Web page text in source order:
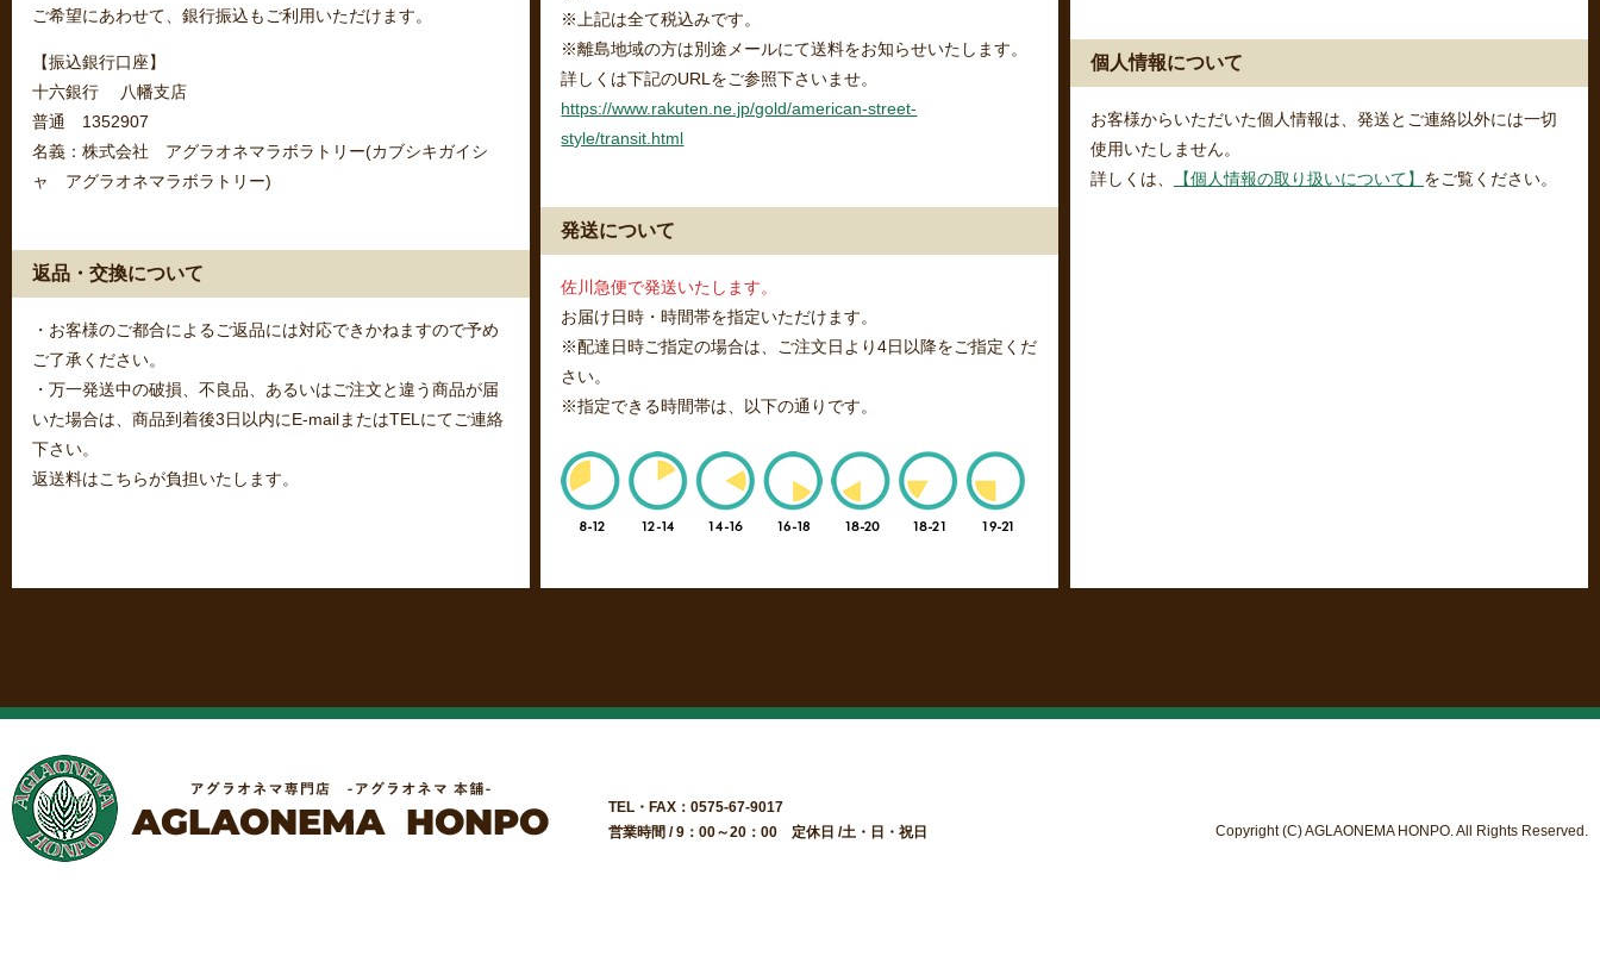
ご希望にあわせて、銀行振込もご利用いただけます。
【振込銀行口座】
十六銀行 八幡支店
普通 1352907
名義：株式会社 アグラオネマラボラトリー(カブシキガイシ
ャ アグラオネマラボラトリー)
返品・交換について
・お客様のご都合によるご返品には対応できかねますので予め
ご了承ください。
・万一発送中の破損、不良品、あるいはご注文と違う商品が届
いた場合は、商品到着後3日以内にE-mailまたはTELにてご連絡
下さい。
返送料はこちらが負担いたします。
※上記は全て税込みです。
※離島地域の方は別途メールにて送料をお知らせいたします。
詳しくは下記のURLをご参照下さいませ。
https://www.rakuten.ne.jp/gold/american-street-
style/transit.html
発送について
佐川急便で発送いたします。
お届け日時・時間帯を指定いただけます。
※配達日時ご指定の場合は、ご注文日より4日以降をご指定くだ
さい。
※指定できる時間帯は、以下の通りです。
個人情報について
お客様からいただいた個人情報は、発送とご連絡以外には一切
使用いたしません。
詳しくは、
【個人情報の取り扱いについて】 をご覧ください。
TEL・FAX：0575-67-9017
営業時間 / 9：00～20：00 定休日 /土・日・祝日
Copyright (C) AGLAONEMA HONPO. All Rights Reserved.